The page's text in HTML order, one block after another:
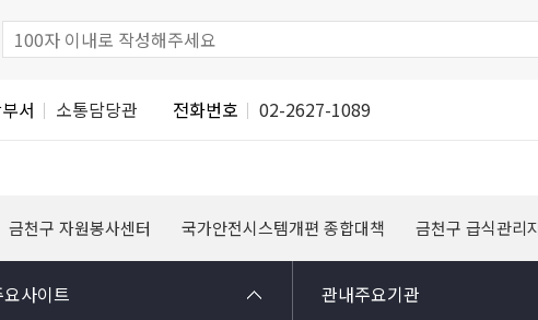
서 소통담당관 전화번호 02-2627-1089
금천구 자원봉사센터 국가안전시스템개편 종합대책 금천구 급식관리
요사이트 관내주요기관